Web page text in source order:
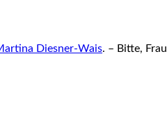
Diesner-Wais. – Bitte,